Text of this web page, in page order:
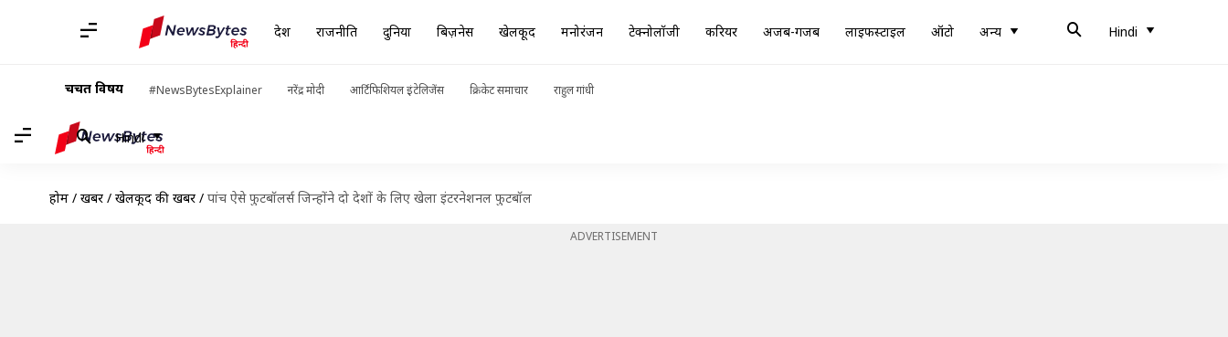
देश राजनीति दुनिया बिज़नेस खेलकूद मनोरंजन टेक्नोलॉजी करियर अजब-गजब लाइफस्टाइल ऑटो अन्य Hindi
चर्चित विषय #NewsBytesExplainer नरेंद्र मोदी आर्टिफिशियल इंटेलिजेंस क्रिकेट समाचार राहुल गांधी
Hindi
होम / खबरें / खेलकूद की खबरें / पांच ऐसे फुटबॉलर्स जिन्होंने दो देशों के लिए खेला इंटरनेशनल फुटबॉल
ADVERTISEMENT